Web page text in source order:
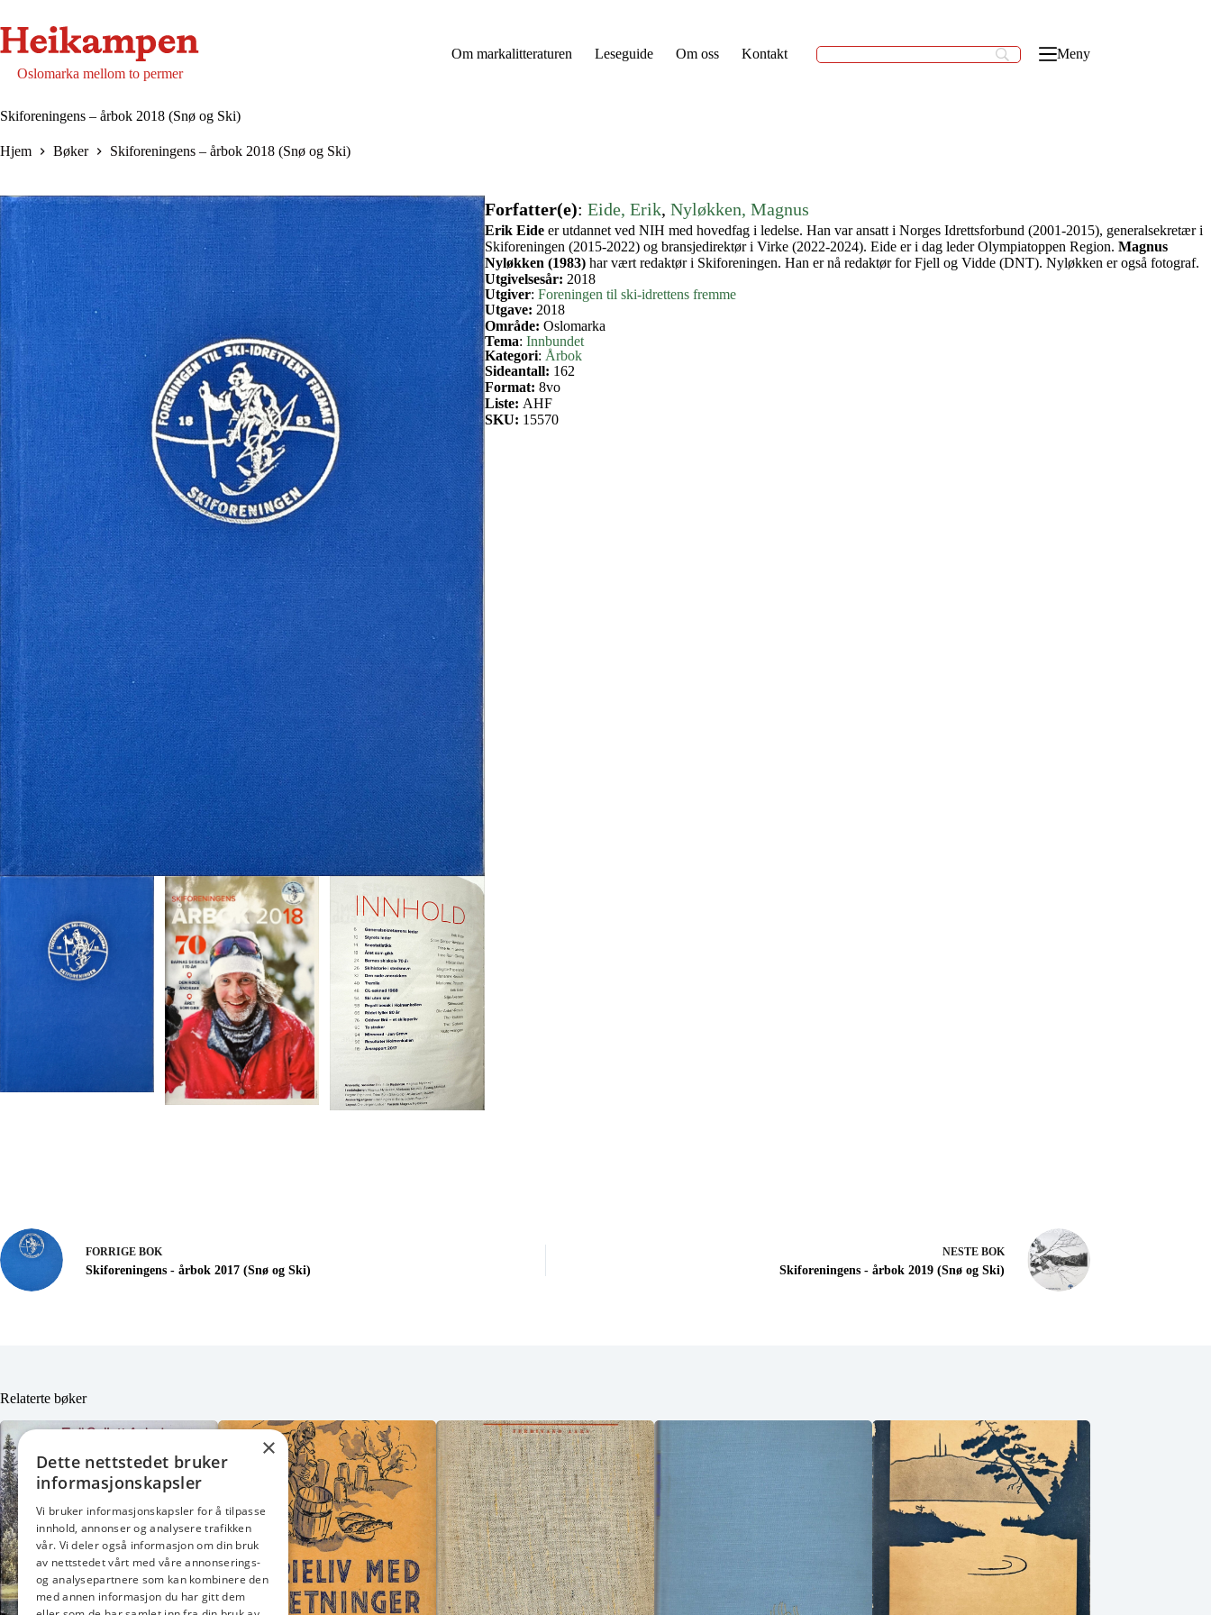
innholdet
Oslomarka mellom to permer
Om markalitteraturen Leseguide Om oss Kontakt Meny
Skiforeningens – årbok 2018 (Snø og Ski)
Hjem Bøker Skiforeningens – årbok 2018 (Snø og Ski)
Forfatter(e): Eide, Erik, Nyløkken, Magnus
Erik Eideer utdannet ved NIH med hovedfag i ledelse. Han var ansatt i Norges Idrettsforbund (2001-2015), generalsekretær i
Skiforeningen (2015-2022) og bransjedirektør i Virke (2022-2024). Eide er i dag leder Olympiatoppen Region. Magnus
Nyløkken (1983)har vært redaktør i Skiforeningen. Han er nå redaktør for Fjell og Vidde (DNT). Nyløkken er også fotograf.
Utgivelsesår: 2018
Utgiver: Foreningen til ski-idrettens fremme
Utgave: 2018
Område: Oslomarka
Tema: Innbundet
Kategori: Årbok
Sideantall: 162
Format: 8vo
Liste: AHF
SKU: 15570
FORRIGE BOK
Skiforeningens - årbok 2017 (Snø og Ski)
NESTE BOK
Skiforeningens - årbok 2019 (Snø og Ski)
Relaterte bøker
×
Dette nettstedet bruker
informasjonskapsler
Vi bruker informasjonskapsler for å tilpasse
innhold, annonser og analysere trafikken
vår. Vi deler også informasjon om din bruk
av nettstedet vårt med våre annonserings-
og analysepartnere som kan kombinere den
med annen informasjon du har gitt dem